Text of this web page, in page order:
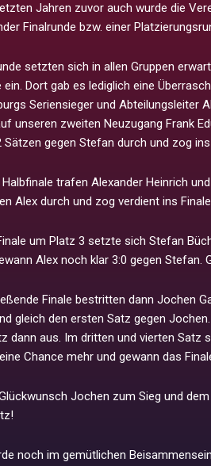
Jahren zuvor auch wurde die
Finalrunde bzw. einer
setzten sich in allen Gruppen
Dort gab es lediglich eine
Seriensieger und Abteilungsleiter
unseren zweiten Neuzugang Frank
Sätzen gegen Stefan durch und zog ins
trafen Alexander Heinrich
Alex durch und zog verdient ins
um Platz 3 setzte sich Stefan
Alex noch klar 3:0 gegen
Finale bestritten dann Jochen
gleich den ersten Satz gegen
dann aus. Im dritten und vierten Satz
Chance mehr und gewann das
Jochen zum Sieg und
noch im gemütlichen